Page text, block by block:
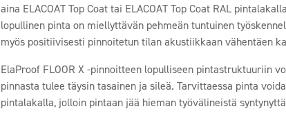
aina ELACOAT Top Coat tai ELACOAT Top Coat RAL
lopullinen pinta on miellyttävän pehmeän tuntuinen
myös positiivisesti pinnoitetun tilan akustiikkaan vähentäen
ElaProof FLOOR X -pinnoitteen lopulliseen pintastruktuuriin
pinnasta tulee täysin tasainen ja sileä. Tarvittaessa pinta
pintalakalla, jolloin pintaan jää hieman työvälineistä